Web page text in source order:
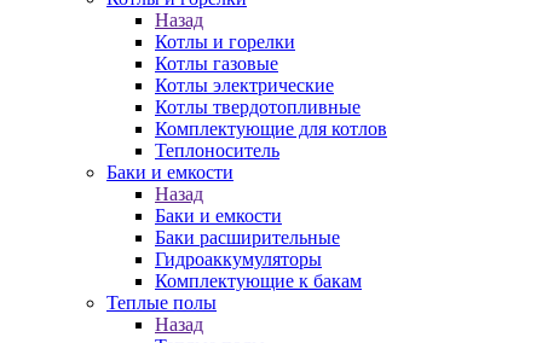
Назад
Котлы и горелки
Котлы газовые
Котлы электрические
Котлы твердотопливные
Комплектующие для котлов
Теплоноситель
Баки и емкости
Назад
Баки и емкости
Баки расширительные
Гидроаккумуляторы
Комплектующие к бакам
Теплые полы
Назад